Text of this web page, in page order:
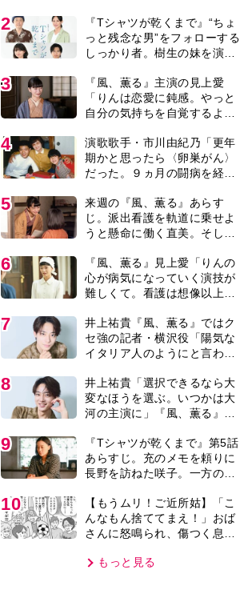
2
『Tシャツが乾くまで』“ちょ
っと残念な男”をフォローする
しっかり者。樹生の妹を演じ
スト紹介＞
3
『風、薫る』主演の見上愛
「りんは恋愛に鈍感。やっと
自分の気持ちを自覚するよう
4
演歌歌手・市川由紀乃「更年
期かと思ったら〈卵巣がん〉
だった。９ヵ月の闘病を経て
紙を今も支えに」【2026上半
期BEST】
5
来週の『風、薫る』あらす
じ。派出看護を軌道に乗せよ
うと懸命に働く直美。そして
バレあり＞
6
『風、薫る』見上愛「りんの
心が病気になっていく演技が
難しくて。看護は想像以上に
7
井上祐貴『風、薫る』ではク
セ強の記者・横沢役「陽気な
イタリア人のようにと言われ
8
井上祐貴「選択できるなら大
変なほうを選ぶ。いつかは大
河の主演に」『風、薫る』で
9
『Tシャツが乾くまで』第5話
あらすじ。充のメモを頼りに
長野を訪ねた咲子。一方の樹
タバレあり＞
10
【もうムリ！ご近所姑】「こ
んなもん捨ててまえ！」おば
さんに怒鳴られ、傷つく息
【第3話】
もっと見る